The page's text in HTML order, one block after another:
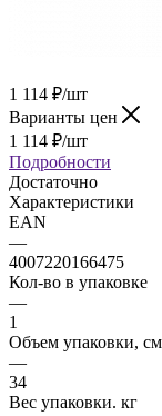
1 114 ₽/шт
Варианты цен
1 114 ₽/шт
Подробности
Достаточно
Характеристики
EAN
—
4007220166475
Кол-во в упаковке
—
1
Объем упаковки,
—
34
Вес упаковки. кг